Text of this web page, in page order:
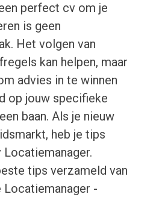
perfect cv om je
is geen
Het volgen van
kan helpen, maar
advies in te winnen
op jouw specifieke
baan. Als je nieuw
heb je tips
tips verzameld van
-